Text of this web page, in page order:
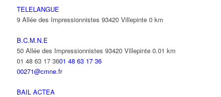
TELELANGUE
9 Allée des Impressionnistes 93420 Villepinte 0 km
B.C.M.N.E
50 Allée des Impressionnistes 93420 Villepinte 0.01 km
01 48 63 17 3601 48 63 17 36
00271@cmne.fr
BAIL ACTEA